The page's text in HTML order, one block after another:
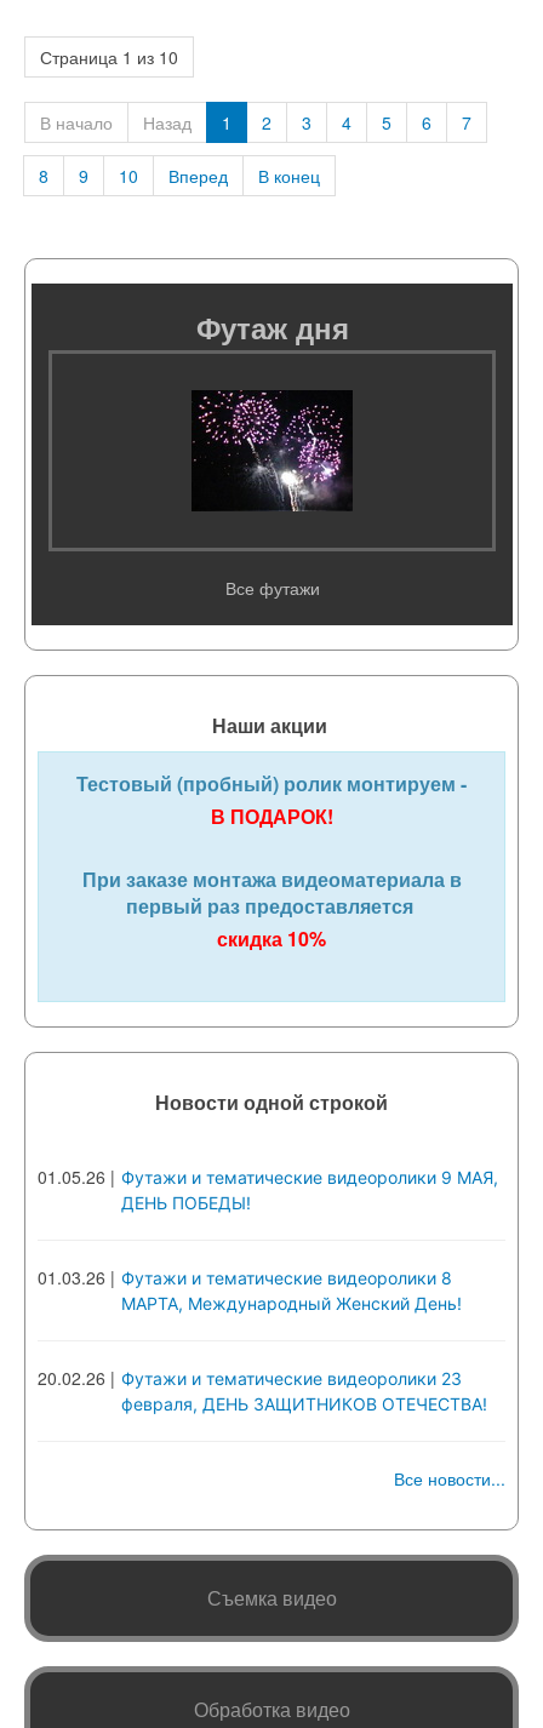
Страница 1 из 10
В начало Назад 1 2 3 4 5 6 7
8 9 10 Вперед В конец
Футаж дня
Все футажи
Наши акции
Тестовый (пробный) ролик монтируем -
В ПОДАРОК!
При заказе монтажа видеоматериала в
первый раз предоставляется
скидка 10%
Новости одной строкой
01.05.26 | Футажи и тематические видеоролики 9 МАЯ,
ДЕНЬ ПОБЕДЫ!
01.03.26 | Футажи и тематические видеоролики 8
МАРТА, Международный Женский День!
20.02.26 | Футажи и тематические видеоролики 23
февраля, ДЕНЬ ЗАЩИТНИКОВ ОТЕЧЕСТВА!
Все новости...
Съемка видео
Обработка видео